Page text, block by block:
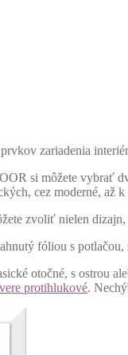
zariadenia
si môžete vybrať
cez moderné, až
zvoliť nielen
fóliou s
otočné, s ostrou
protihlukové.